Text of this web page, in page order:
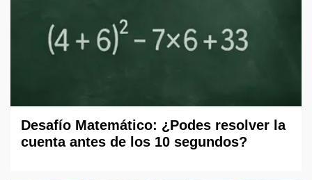
Desafío Matemático: ¿Podes resolver la
cuenta antes de los 10 segundos?